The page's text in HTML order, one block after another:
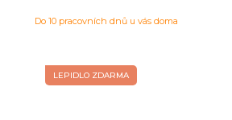
Do 10 pracovních dnů u vás doma
LEPIDLO ZDARMA